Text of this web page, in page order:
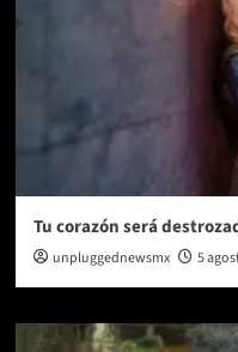
Tu corazón será
unpluggednewsmx 5